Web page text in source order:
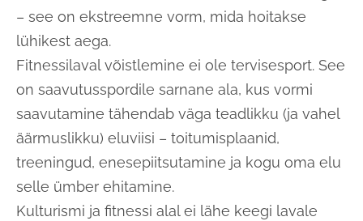
– see on ekstreemne vorm, mida hoitakse
lühikest aega.
Fitnessilaval võistlemine ei ole tervisesport. See
on saavutusspordile sarnane ala, kus vormi
saavutamine tähendab väga teadlikku (ja vahel
äärmuslikku) eluviisi – toitumisplaanid,
treeningud, enesepiitsutamine ja kogu oma elu
selle ümber ehitamine.
Kulturismi ja fitnessi alal ei lähe keegi lavale